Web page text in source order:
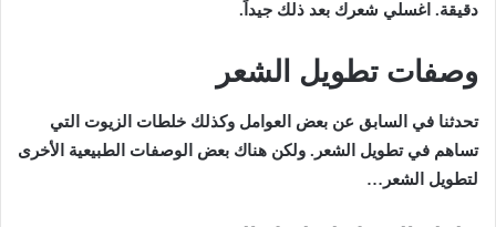
دقيقة. اغسلي شعرك بعد ذلك جيداً.
وصفات تطويل الشعر
تحدثنا في السابق عن بعض العوامل وكذلك خلطات الزيوت التي
تساهم في تطويل الشعر. ولكن هناك بعض الوصفات الطبيعية الأخرى
لتطويل الشعر…